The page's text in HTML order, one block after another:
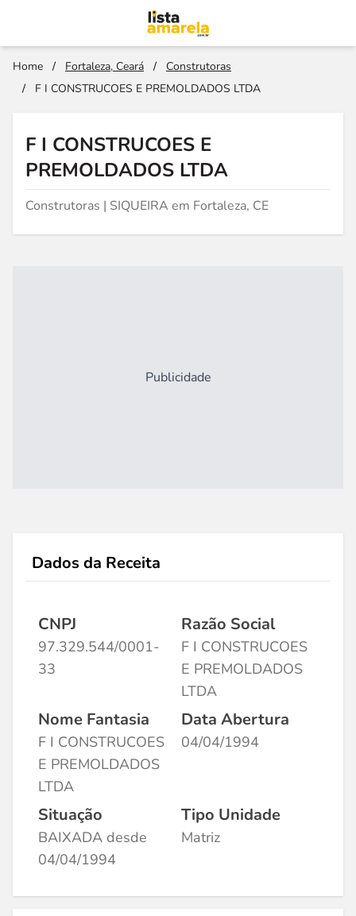
Home / Fortaleza, Ceará /
Construtoras
/
F I CONSTRUCOES E PREMOLDADOS LTDA
F I CONSTRUCOES E
PREMOLDADOS LTDA
Construtoras | SIQUEIRA em Fortaleza, CE
Publicidade
Dados da Receita
CNPJ
97.329.544/0001-
33
Razão Social
F I CONSTRUCOES
E PREMOLDADOS
LTDA
Nome Fantasia
F I CONSTRUCOES
E PREMOLDADOS
LTDA
Data Abertura
04/04/1994
Situação
BAIXADA desde
04/04/1994
Tipo Unidade
Matriz